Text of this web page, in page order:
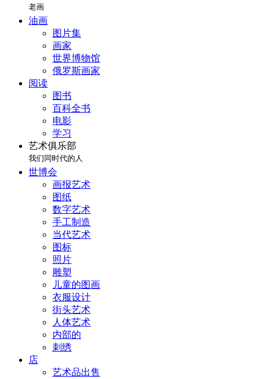
老画
油画
图片集
画家
世界博物馆
俄罗斯画家
阅读
图书
百科全书
电影
学习
艺术俱乐部
我们同时代的人
世博会
画报艺术
图纸
数字艺术
手工制造
当代艺术
图标
照片
雕塑
儿童的图画
衣服设计
街头艺术
人体艺术
内部的
刺绣
店
艺术品出售